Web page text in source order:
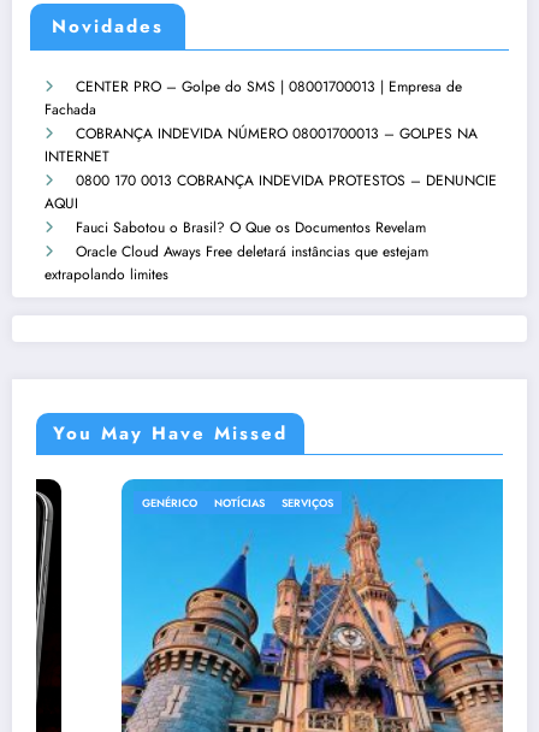
Novidades
CENTER PRO – Golpe do SMS | 08001700013 | Empresa de
Fachada
COBRANÇA INDEVIDA NÚMERO 08001700013 – GOLPES NA
INTERNET
0800 170 0013 COBRANÇA INDEVIDA PROTESTOS – DENUNCIE
AQUI
Fauci Sabotou o Brasil? O Que os Documentos Revelam
Oracle Cloud Aways Free deletará instâncias que estejam
extrapolando limites
You May Have Missed
NOTÍCIAS SERVIÇOS